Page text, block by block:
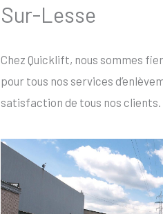
Sur-Lesse
Chez Quicklift, nous sommes
pour tous nos services
satisfaction de tous nos clients.